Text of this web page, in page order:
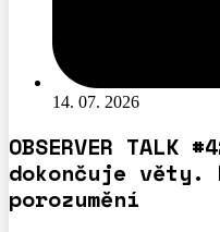
14. 07. 2026
OBSERVER
dokončuje věty.
porozumění